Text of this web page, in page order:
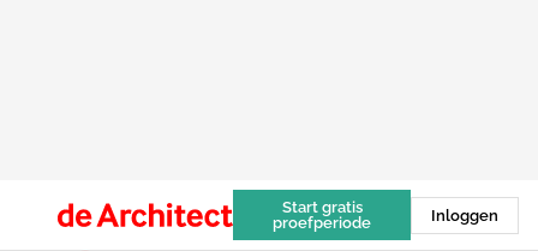
Start gratis
proefperiode
Inloggen